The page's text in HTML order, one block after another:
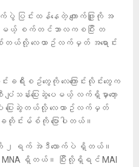
ြင်းထန်နေတဲ့ ကျောက်ဖြူကို အ
ေမယ့် စက်တင်ဘာလကစပြီး တ
ြစ်တယ်လို့ လေယာဥ်လက်မှတ် အရောင်း
ခရီးစဥ်တွေကို လေကြောင်းလိုင်းတွေက
န်းပြေးဆွဲပေမယ့် လက်ရှိမှာတော့
ြေးဆွဲတယ်လို့ လေယာဥ်လက်မှတ်
တိုင်းမ်စ်ကို ပြောပါတယ်။
ပတ်ကို ၂ ရက် အဲဒီလောက်ပဲ ရှိတယ်။
ေ MNA ရှိတယ်။ ပြီးလို့ရှိရင် MAI